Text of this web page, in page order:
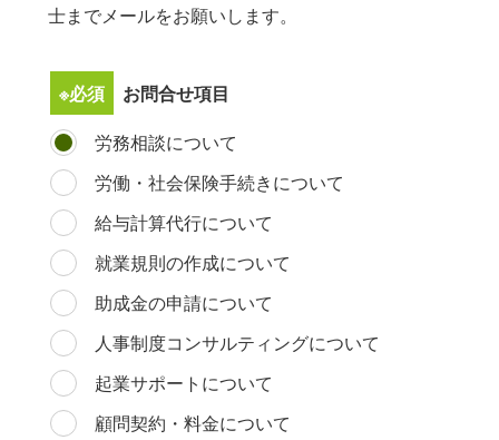
士までメールをお願いします。
このフィールドは空のままにしてください。
※必須
お問合せ項目
労務相談について
労働・社会保険手続きについて
給与計算代行について
就業規則の作成について
助成金の申請について
人事制度コンサルティングについて
起業サポートについて
顧問契約・料金について